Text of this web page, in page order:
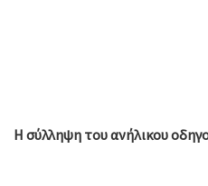
Η σύλληψη του ανήλικου